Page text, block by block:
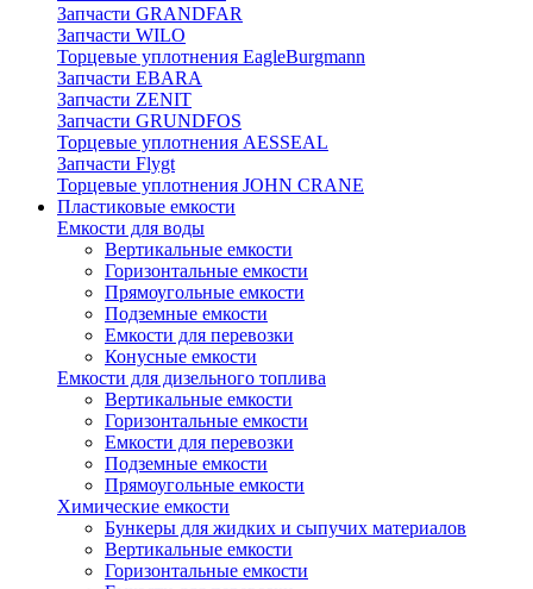
Запчасти GRANDFAR
Запчасти WILO
Торцевые уплотнения EagleBurgmann
Запчасти EBARA
Запчасти ZENIT
Запчасти GRUNDFOS
Торцевые уплотнения AESSEAL
Запчасти Flygt
Торцевые уплотнения JOHN CRANE
Пластиковые емкости
Емкости для воды
Вертикальные емкости
Горизонтальные емкости
Прямоугольные емкости
Подземные емкости
Емкости для перевозки
Конусные емкости
Емкости для дизельного топлива
Вертикальные емкости
Горизонтальные емкости
Емкости для перевозки
Подземные емкости
Прямоугольные емкости
Химические емкости
Бункеры для жидких и сыпучих материалов
Вертикальные емкости
Горизонтальные емкости